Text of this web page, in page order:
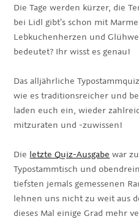
Die Tage werden kürzer, die
bei Lidl gibt’s schon mit
Lebkuchenherzen und
bedeutet? Ihr wisst es genau!
Das alljährliche
wie es traditionsreicher und
laden euch ein, wieder
mitzuraten und -zuwissen!
Die letzte Quiz-Ausgabe war
Typostammtisch und
tiefsten jemals gemessenen
lehnen uns nicht zu weit aus
dieses Mal einige Grad mehr